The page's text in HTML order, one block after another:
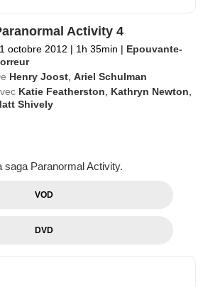
Activity 4
octobre 2012 | 1h 35min | Epouvante-
Henry Joost ,Ariel Schulman
Katie Featherston Kathryn Newton
Shively
saga Paranormal Activity.
VOD
DVD